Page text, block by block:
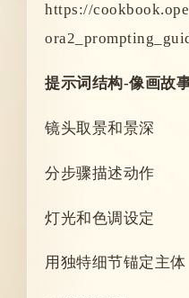
https://
提示词结构-像画故
镜头取景和景深
分步骤描述动作
灯光和色调设定
用独特细节锚定主体